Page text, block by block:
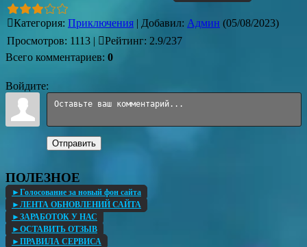
Категория: Приключения | Добавил: Админ (05/08/2023)
Просмотров: 1113 | Рейтинг: 2.9/237
Всего комментариев: 0
Войдите:
Отправить
ПОЛЕЗНОЕ
►Голосование за новый фон сайта
►ЛЕНТА ОБНОВЛЕНИЙ САЙТА
►ЗАРАБОТОК У НАС
►ОСТАВИТЬ ОТЗЫВ
►ПРАВИЛА СЕРВИСА